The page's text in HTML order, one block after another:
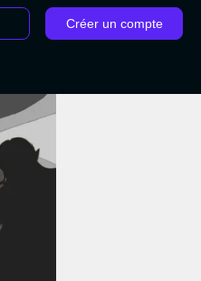
Créer un compte